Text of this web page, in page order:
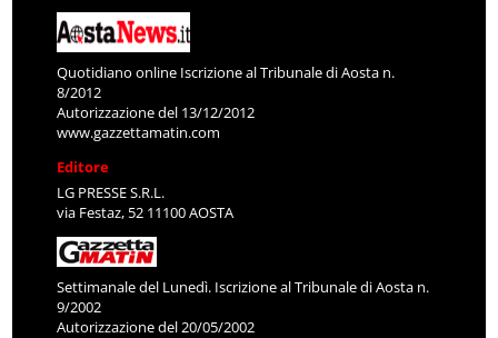
Quotidiano online Iscrizione al Tribunale di Aosta n.
8/2012
Autorizzazione del 13/12/2012
www.gazzettamatin.com
Editore
LG PRESSE S.R.L.
via Festaz, 52 11100 AOSTA
Settimanale del Lunedì. Iscrizione al Tribunale di Aosta n.
9/2002
Autorizzazione del 20/05/2002